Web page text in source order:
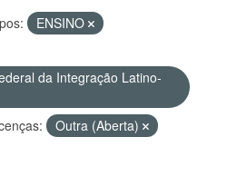
ENSINO
da Integração Latino-
Outra (Aberta)